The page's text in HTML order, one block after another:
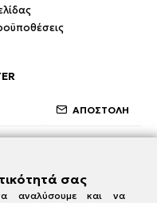
ΑΠΟΣΤΟΛΗ
σας
αναλύσουμε και να